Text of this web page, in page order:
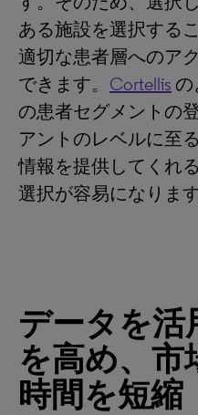
ある施設を選択する
適切な患者層へのア
できます。 Cortellis の
の患者セグメントの
アントのレベルに至
情報を提供してくれ
選択が容易になります
データを活
を高め、市
時間を短縮